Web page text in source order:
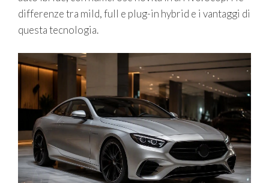
differenze tra mild, full e plug-in hybrid e i vantaggi di
questa tecnologia.